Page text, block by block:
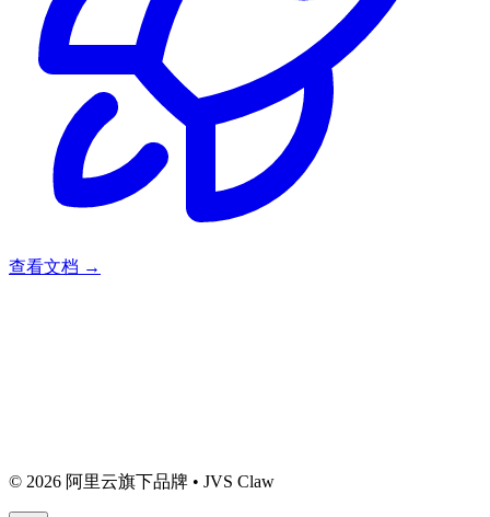
查看文档 →
© 2026 阿里云旗下品牌 • JVS Claw